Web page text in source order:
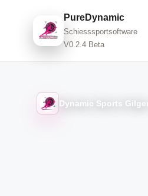
PureDynamic
Schiesssportsoftware
V0.2.4 Beta
Dynamic Sports Gilgen